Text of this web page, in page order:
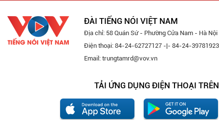
ĐÀI TIẾNG NÓI VIỆT NAM
Địa chỉ: 58 Quán Sứ - Phường Cửa Nam - Hà Nội
Điện thoại: 84-24-62727127 -|- 84-24-39781923
Email: trungtamrd@vov.vn
TẢI ỨNG DỤNG ĐIỆN THOẠI TRÊN